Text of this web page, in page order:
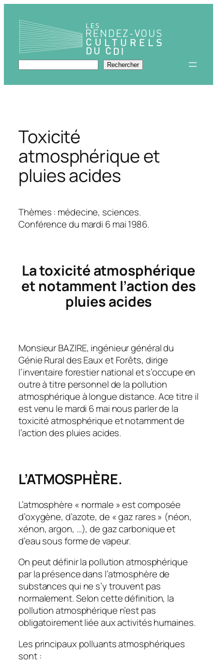
contenu
Rechercher Rechercher
Toxicité
atmosphérique et
pluies acides
Thèmes : médecine, sciences.
Conférence du mardi 6 mai 1986.
La toxicité atmosphérique
et notamment l’action des
pluies acides
Monsieur BAZIRE, ingénieur général du
Génie Rural des Eaux et Forêts, dirige
l’inventaire forestier national et s’occupe en
outre à titre personnel de la pollution
atmosphérique à longue distance. Ace titre il
est venu le mardi 6 mai nous parler de la
toxicité atmosphérique et notamment de
l’action des pluies acides.
L’ATMOSPHÈRE.
L’atmosphère « normale » est composée
d’oxygène, d’azote, de « gaz rares » (néon,
xénon, argon, …), de gaz carbonique et
d’eau sous forme de vapeur.
On peut définir la pollution atmosphérique
par la présence dans l’atmosphère de
substances qui ne s’y trouvent pas
normalement. Selon cette définition, la
pollution atmosphérique n’est pas
obligatoirement liée aux activités humaines.
Les principaux polluants atmosphériques
sont :